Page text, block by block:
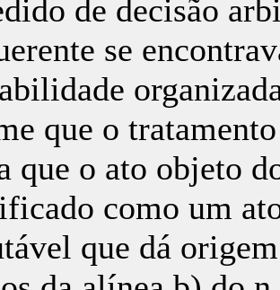
de decisão
se
que o
que o ato objeto
como um
que dá